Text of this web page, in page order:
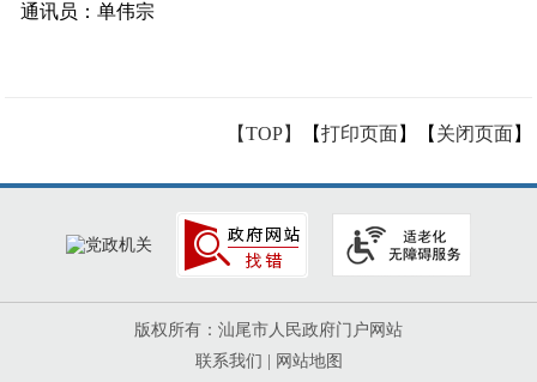
通讯员：单伟宗
【TOP】 【打印页面】【 关闭页面】
版权所有：汕尾市人民政府门户网站
联系我们
网站地图